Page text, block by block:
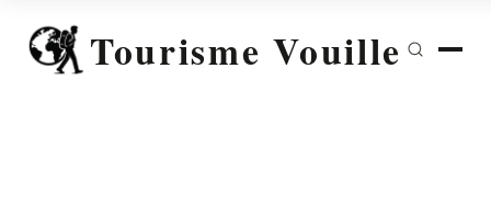
Tourisme Vouille